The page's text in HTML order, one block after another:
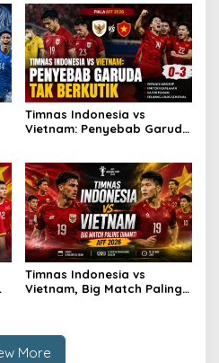
Timnas Indonesia vs
Vietnam: Penyebab Garuda
Timnas Indonesia vs
Vietnam, Big Match Paling
More